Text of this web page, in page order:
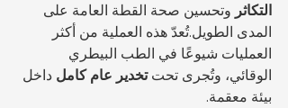
التكاثر وتحسين صحة القطة العامة على
المدى الطويل.تُعدّ هذه العملية من أكثر
العمليات شيوعًا في الطب البيطري
الوقائي، وتُجرى تحت تخدير عام كامل داخل
بيئة معقمة.